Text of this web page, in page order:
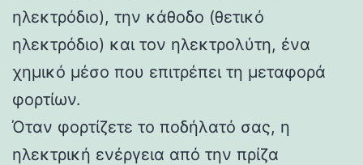
ηλεκτρόδιο), την κάθοδο (θετικό
ηλεκτρόδιο) και τον ηλεκτρολύτη, ένα
χημικό μέσο που επιτρέπει τη μεταφορά
φορτίων.
Όταν φορτίζετε το ποδήλατό σας, η
ηλεκτρική ενέργεια από την πρίζα